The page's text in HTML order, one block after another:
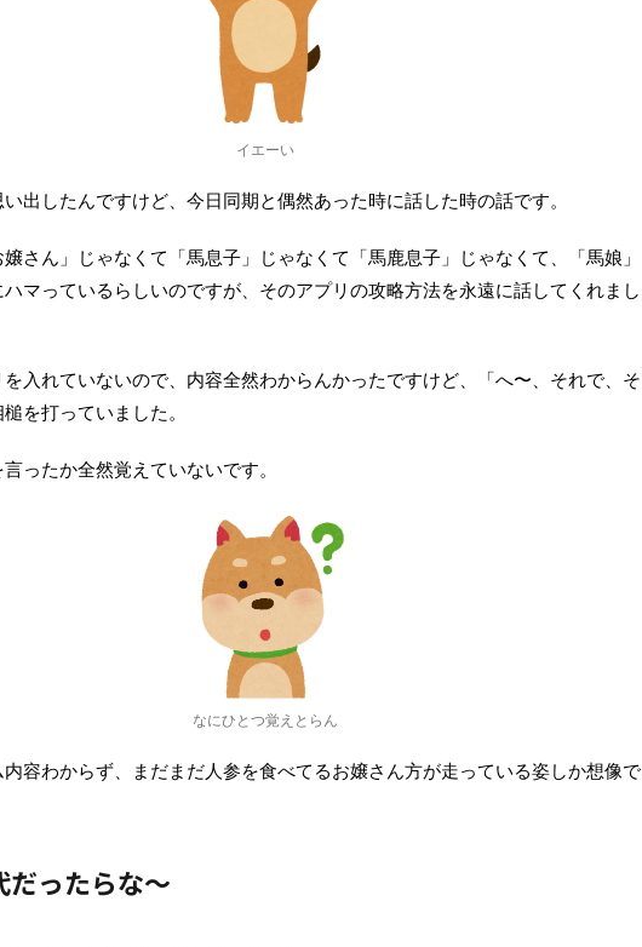
イエーい
出したんですけど、今日同期と偶然あった時に話した時の話です。
さん」じゃなくて「馬息子」じゃなくて「馬鹿息子」じゃなくて、「馬娘」
マっているらしいのですが、そのアプリの攻略方法を永遠に話してくれまし
入れていないので、内容全然わからんかったですけど、「へ〜、それで、そ
を打っていました。
ったか全然覚えていないです。
なにひとつ覚えとらん
容わからず、まだまだ人参を食べてるお嬢さん方が走っている姿しか想像で
だったらな〜